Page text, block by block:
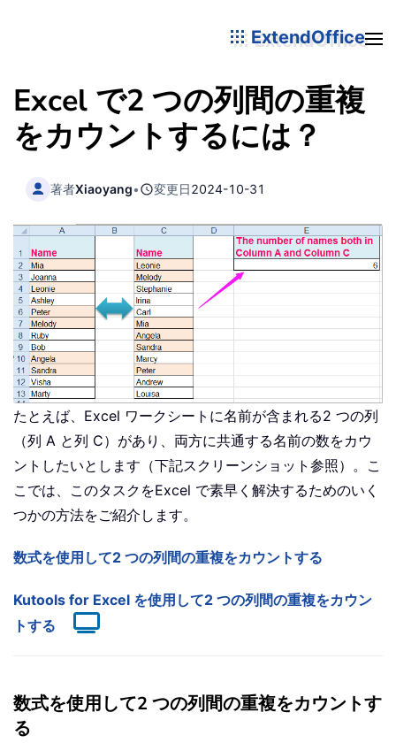
ExtendOffice
Excel で2 つの列間の重複
をカウントするには？
著者Xiaoyang• 変更日2024-10-31
たとえば、Excel ワークシートに名前が含まれる2 つの列
（列 A と列 C）があり、両方に共通する名前の数をカウ
ントしたいとします（下記スクリーンショット参照）。こ
こでは、このタスクをExcel で素早く解決するためのいく
つかの方法をご紹介します。
数式を使用して2 つの列間の重複をカウントする
Kutools for Excel を使用して2 つの列間の重複をカウン
トする
数式を使用して2 つの列間の重複をカウントす
る